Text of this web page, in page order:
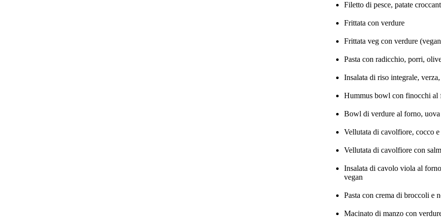
Filetto di pesce, patate
Frittata con verdure
Frittata veg con verdure
Pasta con radicchio, porri,
Insalata di riso integrale,
Hummus bowl con finocchi al
Bowl di verdure al forno, uova
Vellutata di cavolfiore, cocco
Vellutata di cavolfiore con
Insalata di cavolo viola al
vegan
Pasta con crema di broccoli e
Macinato di manzo con